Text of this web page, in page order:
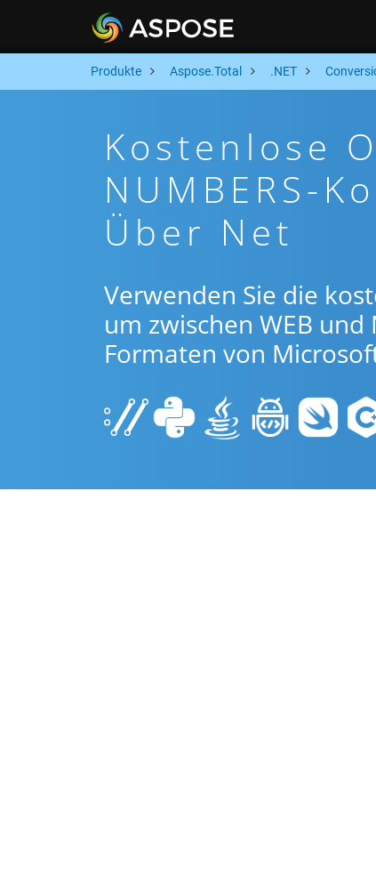
Produkte Aspose.Total .NET
Kostenlose
NUMBERS-
Über Net
Verwenden Sie die
um zwischen WEB
Formaten von